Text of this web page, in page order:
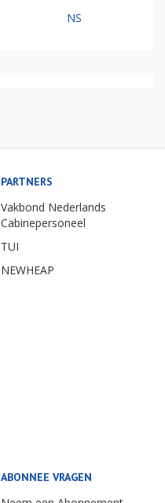
NS
PARTNERS
Vakbond Nederlands
Cabinepersoneel
TUI
NEWHEAP
ABONNEE VRAGEN